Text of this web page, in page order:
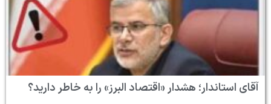
آقای استاندار؛ هشدار «اقتصاد البرز» را به خاطر دارید؟